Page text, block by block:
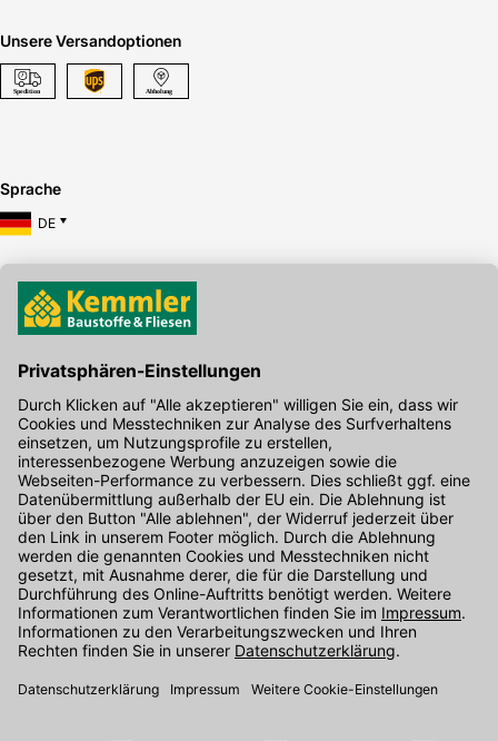
Unsere Versandoptionen
Sprache
DE
Hier gibt's die kostenlose App
Kontakt
Unser Onlineshop Team ist montags bis freitags von 08:00 - 17:00
Uhr unter der Telefonnummer07071 / 151-151 für Sie erreichbar.
Alternativ können Sie unser Kontaktformular nutzen.
Den Kontakt direkt in unsere Niederlassungen finden Sie hier.
Oder über unseren Chat .
Folgen Sie uns auf :